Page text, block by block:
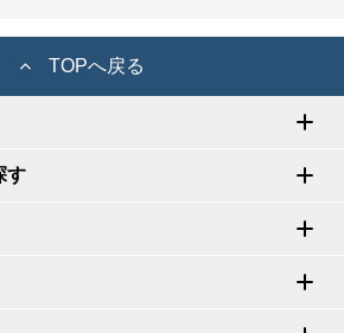
TOPへ戻る
す